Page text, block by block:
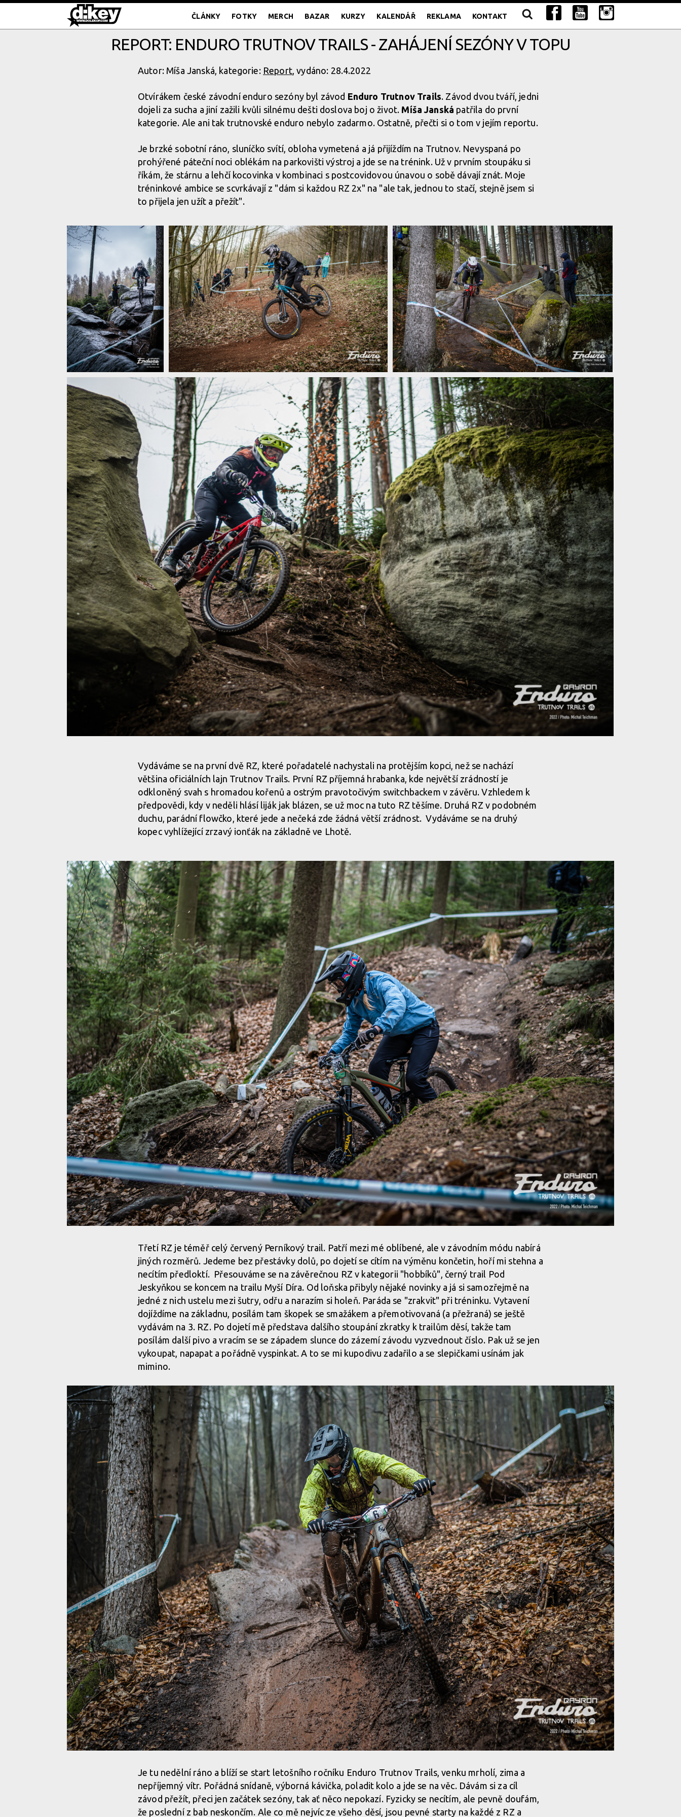
ČLÁNKY FOTKY MERCH BAZAR KURZY KALENDÁŘ REKLAMA KONTAKT
REPORT: ENDURO TRUTNOV TRAILS - ZAHÁJENÍ SEZÓNY V TOPU
Autor: Míša Janská, kategorie: Report, vydáno: 28.4.2022
Otvírákem české závodní enduro sezóny byl závod Enduro Trutnov Trails. Závod dvou tváří, jedni
dojeli za sucha a jiní zažili kvůli silnému dešti doslova boj o život. Míša Janská patřila do první
kategorie. Ale ani tak trutnovské enduro nebylo zadarmo. Ostatně, přečti si o tom v jejím reportu.
Je brzké sobotní ráno, sluníčko svítí, obloha vymetená a já přijíždím na Trutnov. Nevyspaná po
prohýřené páteční noci oblékám na parkovišti výstroj a jde se na trénink. Už v prvním stoupáku si
říkám, že stárnu a lehčí kocovinka v kombinaci s postcovidovou únavou o sobě dávají znát. Moje
tréninkové ambice se scvrkávají z "dám si každou RZ 2x" na "ale tak, jednou to stačí, stejně jsem si
to přijela jen užít a přežít".
Report: Enduro Trutnov
Trails - zahájení sezóny v
topu
Report: Enduro Trutnov
Trails - zahájení sezóny v
topu
Report: Enduro Trutnov Trails - zahájení sezóny v topu
Report: Enduro Trutnov Trails - zahájení sezóny v topu
Report: Enduro Trutnov Trails - zahájení sezóny v topu
Report: Enduro Trutnov Trails - zahájení sezóny v topu
Report: Enduro Trutnov Trails - zahájení sezóny v topu
Vydáváme se na první dvě RZ, které pořadatelé nachystali na protějším kopci, než se nachází
většina oficiálních lajn Trutnov Trails. První RZ příjemná hrabanka, kde největší zrádností je
odkloněný svah s hromadou kořenů a ostrým pravotočivým switchbackem v závěru. Vzhledem k
předpovědi, kdy v neděli hlásí liják jak blázen, se už moc na tuto RZ těšíme. Druhá RZ v podobném
duchu, parádní flowčko, které jede a nečeká zde žádná větší zrádnost. Vydáváme se na druhý
kopec vyhlížející zrzavý ionťák na základně ve Lhotě.
Třetí RZ je téměř celý červený Perníkový trail. Patří mezi mé oblíbené, ale v závodním módu nabírá
jiných rozměrů. Jedeme bez přestávky dolů, po dojetí se cítím na výměnu končetin, hoří mi stehna a
necítím předloktí. Přesouváme se na závěrečnou RZ v kategorii "hobbíků", černý trail Pod
Jeskyňkou se koncem na trailu Myší Díra. Od loňska přibyly nějaké novinky a já si samozřejmě na
jedné z nich ustelu mezi šutry, odřu a narazím si holeň. Paráda se "zrakvit" při tréninku. Vytavení
dojíždíme na základnu, posílám tam škopek se smažákem a přemotivovaná (a přežraná) se ještě
vydávám na 3. RZ. Po dojetí mě představa dalšího stoupání zkratky k trailům děsí, takže tam
posílám další pivo a vracím se se západem slunce do zázemí závodu vyzvednout číslo. Pak už se jen
vykoupat, napapat a pořádně vyspinkat. A to se mi kupodivu zadařilo a se slepičkami usínám jak
mimino.
Je tu nedělní ráno a blíží se start letošního ročníku Enduro Trutnov Trails, venku mrholí, zima a
nepříjemný vítr. Pořádná snídaně, výborná kávička, poladit kolo a jde se na věc. Dávám si za cíl
závod přežít, přeci jen začátek sezóny, tak ať něco nepokazí. Fyzicky se necítím, ale pevně doufám,
že poslední z bab neskončím. Ale co mě nejvíc ze všeho děsí, jsou pevné starty na každé z RZ a